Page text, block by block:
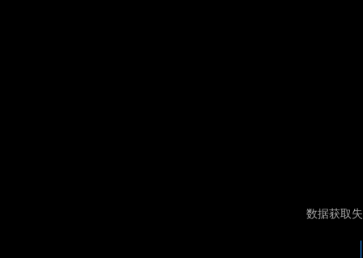
数据获取